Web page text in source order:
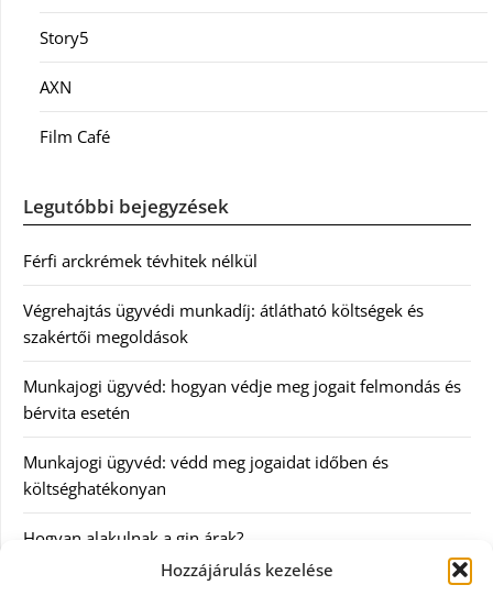
Hozzájárulás kezelése
Story5
AXN
Film Café
Legutóbbi bejegyzések
Férfi arckrémek tévhitek nélkül
Végrehajtás ügyvédi munkadíj: átlátható költségek és
szakértői megoldások
Munkajogi ügyvéd: hogyan védje meg jogait felmondás és
bérvita esetén
Munkajogi ügyvéd: védd meg jogaidat időben és
költséghatékonyan
Hogyan alakulnak a gin árak?